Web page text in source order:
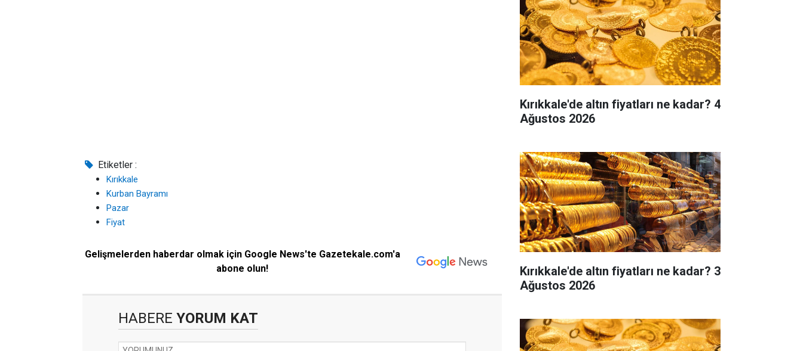
Etiketler :
Kırıkkale
Kurban Bayramı
Pazar
Fiyat
Gelişmelerden haberdar olmak için Google News'te Gazetekale.com'a
abone olun!
HABERE YORUM KAT
Kırıkkale'de altın fiyatları ne kadar? 4
Ağustos 2026
Kırıkkale'de altın fiyatları ne kadar? 3
Ağustos 2026